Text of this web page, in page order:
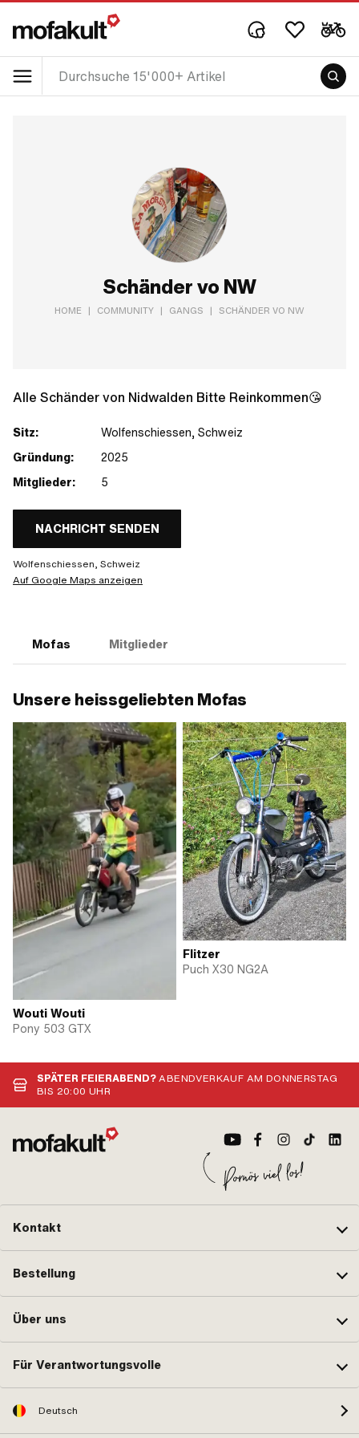
Schänder vo NW
HOME | COMMUNITY | GANGS | SCHÄNDER VO NW
Alle Schänder von Nidwalden Bitte Reinkommen😘
Sitz:
Wolfenschiessen, Schweiz
Gründung:
2025
Mitglieder:
5
NACHRICHT SENDEN
Wolfenschiessen, Schweiz
Auf Google Maps anzeigen
Mofas Mitglieder
Unsere heissgeliebten Mofas
Wouti Wouti
Pony 503 GTX
Flitzer
Puch X30 NG2A
SPÄTER FEIERABEND?ABENDVERKAUF AM DONNERSTAG
BIS 20:00 UHR
Kontakt
Bestellung
Über uns
Für Verantwortungsvolle
Deutsch